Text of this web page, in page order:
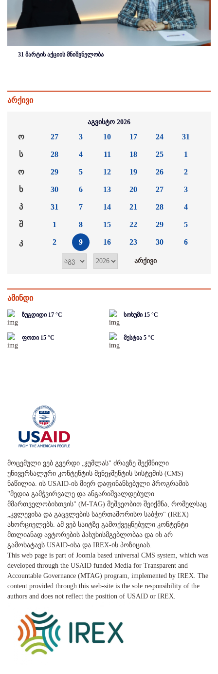
31 მარტის აქციის მნიშვნელობა
არქივი
აგვისტო 2026
ო
ს
ო
ხ
პ
შ
კ
27
28
29
30
31
1
2
3
4
5
6
7
8
9
10
11
12
13
14
15
16
17
18
19
20
21
22
23
24
25
26
27
28
29
30
31
1
2
3
4
5
6
ამინდი
ზუგდიდი 17 °C სოხუმი 15 °C
ფოთი 15 °C მესტია 5 °C
მოცემული ვებ გვერდი „ჯუმლას" ძრავზე შექმნილი
უნივერსალური კონტენტის მენეჯმენტის სისტემის (CMS)
ნაწილია. ის USAID-ის მიერ დაფინანსებული პროგრამის
"მედია გამჭვირვალე და ანგარიშვალდებული
მმართველობისთვის" (M-TAG) მეშვეობით შეიქმნა, რომელსაც
„კვლევისა და გაცვლების საერთაშორისო საბჭო" (IREX)
ახორციელებს. ამ ვებ საიტზე გამოქვეყნებული კონტენტი
მთლიანად ავტორების პასუხისმგებლობაა და ის არ
გამოხატავს USAID-ისა და IREX-ის პოზიციას.
This web page is part of Joomla based universal CMS system, which was
developed through the USAID funded Media for Transparent and
Accountable Governance (MTAG) program, implemented by IREX. The
content provided through this web-site is the sole responsibility of the
authors and does not reflect the position of USAID or IREX.